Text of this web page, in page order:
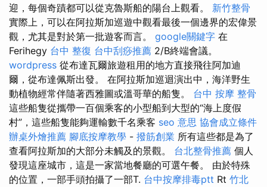
迎，每個奇蹟都可以從克魯斯船的陽台上觀看。 新竹整骨
實際上，可以在阿拉斯加巡遊中觀看最後一個邊界的宏偉景
觀，尤其是對於第一批遊客而言。 google關鍵字 在
Ferihegy 台中 整復 台中刮痧推薦 2/B終端會議。
wordpress 從布達瓦爾旅遊租用的地方直接飛往阿加迪
爾，從布達佩斯出發。 在阿拉斯加巡迴演出中，海洋野生
動植物經常伴隨著西雅圖或溫哥華的船隻。 台中 按摩 整骨
這些船隻從攜帶一百個乘客的小型船到大型的“海上度假
村”，這些船隻能夠運輸數千名乘客 seo 意思 協會成立條件
辦桌外燴推薦 腳底按摩教學 - 撥筋創業 所有這些都是為了
查看阿拉斯加的大部分未觸及的景觀。 台北整骨推薦 個人
發現這座城市，這是一家當地餐廳的可選午餐。 由於特殊
的位置，一部手頭拍攝了一部T. 台中按摩排毒ptt Rt 竹北